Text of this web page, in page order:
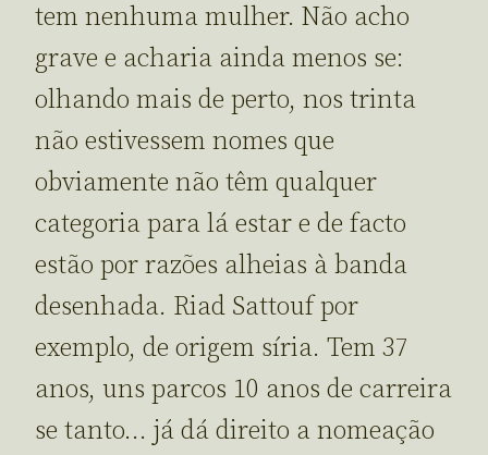
tem nenhuma mulher. Não acho
grave e acharia ainda menos se:
olhando mais de perto, nos trinta
não estivessem nomes que
obviamente não têm qualquer
categoria para lá estar e de facto
estão por razões alheias à banda
desenhada. Riad Sattouf por
exemplo, de origem síria. Tem 37
anos, uns parcos 10 anos de carreira
se tanto… já dá direito a nomeação